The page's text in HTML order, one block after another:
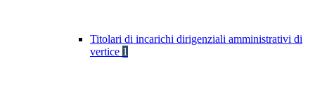
Titolari di incarichi dirigenziali amministrativi di
vertice 1